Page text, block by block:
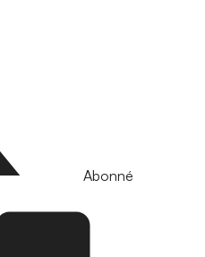
Abonné